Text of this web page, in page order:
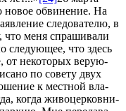
но­вое об­ви­не­ние. На
сле­до­ва­те­лю, в
что ме­ня спра­ши­ва­ли
сле­ду­ю­щее, что здесь
от неко­то­рых ве­ру­ю­
по со­ве­ту двух
к мест­ной вла­
ко­гда жи­во­цер­ков­ни­